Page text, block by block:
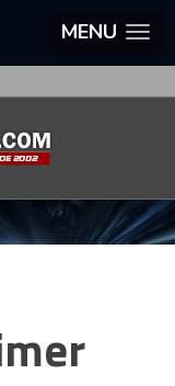
MENU